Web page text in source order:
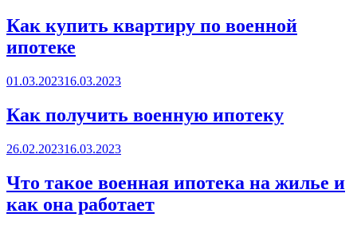
Как купить квартиру по военной
ипотеке
Posted
01.03.202316.03.2023
Как получить военную ипотеку
Posted
26.02.202316.03.2023
Что такое военная ипотека на жилье и
как она работает